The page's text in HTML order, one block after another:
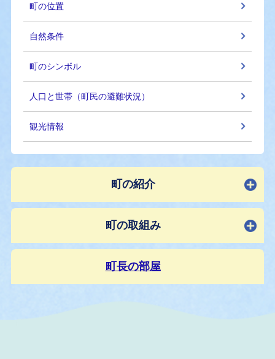
町の位置
自然条件
町のシンボル
人口と世帯（町民の避難状況）
観光情報
町の紹介
町の取組み
町長の部屋